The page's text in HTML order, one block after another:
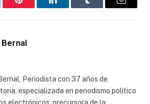
Pinterest LinkedInTumblr Email
Periodista con 37 años de
especializada en periodismo político